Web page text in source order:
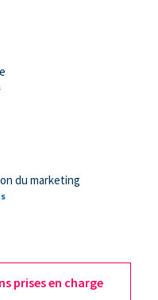
du marketing
prises en charge